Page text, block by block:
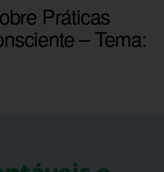
Práticas
– Tema: